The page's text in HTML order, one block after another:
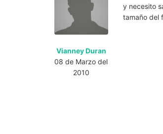
Vianney Duran
08 de Marzo del
2010
y necesito
tamaño del